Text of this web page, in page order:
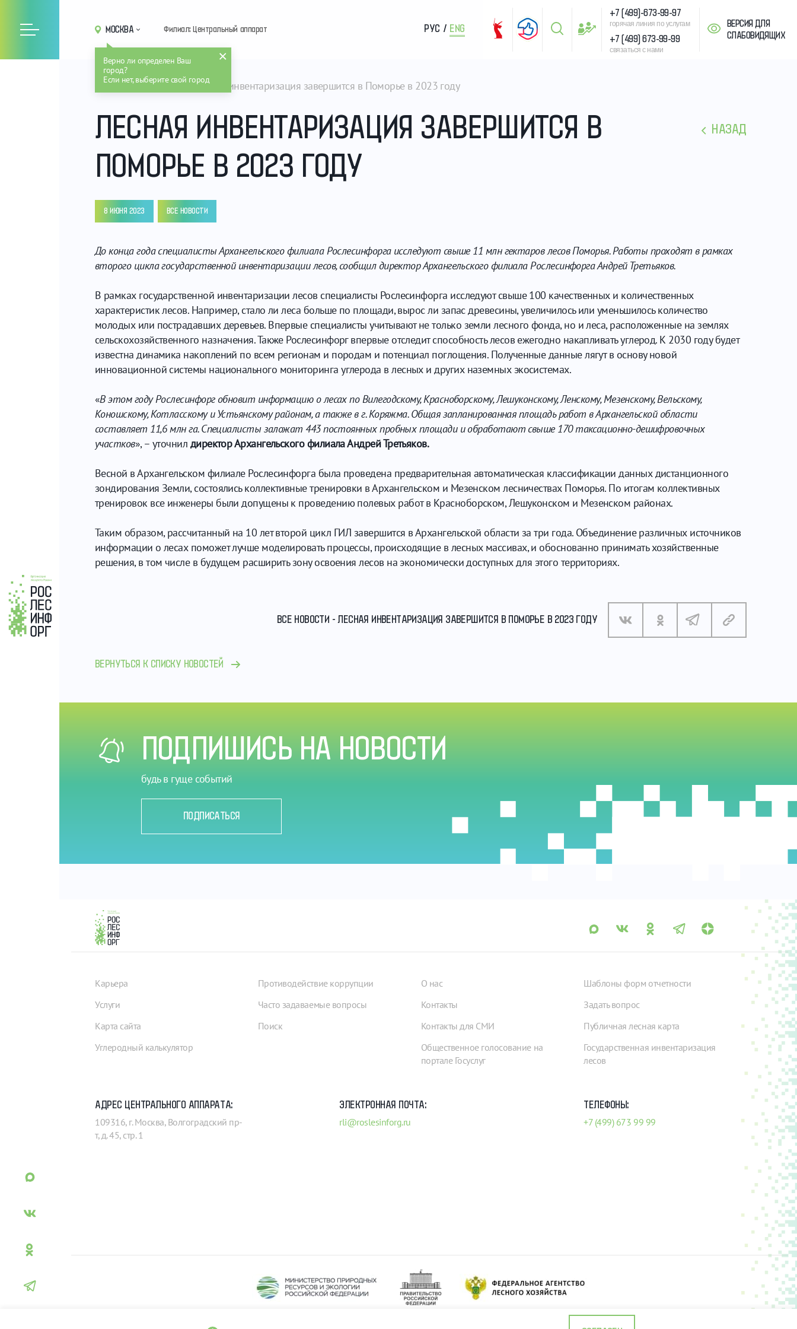
МОСКВА
Верно ли определен Ваш
город?
Если нет, выберите свой город
Филиал: Центральный аппарат РУС / ENG
+7 (499)-673-99-97
горячая линия по услугам
+7 (499) 673-99-99
связаться с нами
ВЕРСИЯ ДЛЯ
СЛАБОВИДЯЩИХ
Главная Новости Лесная инвентаризация завершится в Поморье в 2023 году
ЛЕСНАЯ ИНВЕНТАРИЗАЦИЯ ЗАВЕРШИТСЯ В
ПОМОРЬЕ В 2023 ГОДУ
НАЗАД
8 ИЮНЯ 2023 ВСЕ НОВОСТИ
До конца года специалисты Архангельского филиала Рослесинфорга исследуют свыше 11 млн гектаров лесов Поморья. Работы проходят в рамках
второго цикла государственной инвентаризации лесов, сообщил директор Архангельского филиала Рослесинфорга Андрей Третьяков.
В рамках государственной инвентаризации лесов специалисты Рослесинфорга исследуют свыше 100 качественных и количественных
характеристик лесов. Например, стало ли леса больше по площади, вырос ли запас древесины, увеличилось или уменьшилось количество
молодых или пострадавших деревьев. Впервые специалисты учитывают не только земли лесного фонда, но и леса, расположенные на землях
сельскохозяйственного назначения. Также Рослесинфорг впервые отследит способность лесов ежегодно накапливать углерод. К 2030 году будет
известна динамика накоплений по всем регионам и породам и потенциал поглощения. Полученные данные лягут в основу новой
инновационной системы национального мониторинга углерода в лесных и других наземных экосистемах.
«В этом году Рослесинфорг обновит информацию о лесах по Вилегодскому, Красноборскому, Лешуконскому, Ленскому, Мезенскому, Вельскому,
Коношскому, Котласскому и Устьянскому районам, а также в г. Коряжма. Общая запланированная площадь работ в Архангельской области
составляет 11,6 млн га. Специалисты заложат 443 постоянных пробных площади и обработают свыше 170 таксационно-дешифровочных
участков», – уточнил директор Архангельского филиала Андрей Третьяков.
Весной в Архангельском филиале Рослесинфорга была проведена предварительная автоматическая классификации данных дистанционного
зондирования Земли, состоялись коллективные тренировки в Архангельском и Мезенском лесничествах Поморья. По итогам коллективных
тренировок все инженеры были допущены к проведению полевых работ в Красноборском, Лешуконском и Мезенском районах.
Таким образом, рассчитанный на 10 лет второй цикл ГИЛ завершится в Архангельской области за три года. Объединение различных источников
информации о лесах поможет лучше моделировать процессы, происходящие в лесных массивах, и обоснованно принимать хозяйственные
решения, в том числе в будущем расширить зону освоения лесов на экономически доступных для этого территориях.
ВСЕ НОВОСТИ - ЛЕСНАЯ ИНВЕНТАРИЗАЦИЯ ЗАВЕРШИТСЯ В ПОМОРЬЕ В 2023 ГОДУ
ВЕРНУТЬСЯ К СПИСКУ НОВОСТЕЙ
ПОДПИШИСЬ НА НОВОСТИ
будь в гуще событий
ПОДПИСАТЬСЯ
Карьера
Услуги
Карта сайта
Углеродный калькулятор
Противодействие коррупции
Часто задаваемые вопросы
Поиск
О нас
Контакты
Контакты для СМИ
Общественное голосование на
портале Госуслуг
Шаблоны форм отчетности
Задать вопрос
Публичная лесная карта
Государственная инвентаризация
лесов
АДРЕС ЦЕНТРАЛЬНОГО АППАРАТА:
109316, г. Москва, Волгоградский пр-
т, д. 45, стр. 1
ЭЛЕКТРОННАЯ ПОЧТА:
rli@roslesinforg.ru
ТЕЛЕФОНЫ:
+7 (499) 673 99 99